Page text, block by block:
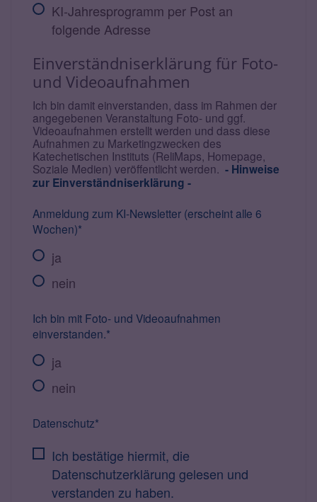
KI-Jahresprogramm per Post an
folgende Adresse
Einverständniserklärung für Foto-
und Videoaufnahmen
Ich bin damit einverstanden, dass im Rahmen der
angegebenen Veranstaltung Foto- und ggf.
Videoaufnahmen erstellt werden und dass diese
Aufnahmen zu Marketingzwecken des
Katechetischen Instituts (ReliMaps, Homepage,
Soziale Medien) veröffentlicht werden. - Hinweise
zur Einverständniserklärung -
Anmeldung zum KI-Newsletter (erscheint alle 6
Wochen)*
ja
nein
Ich bin mit Foto- und Videoaufnahmen
einverstanden.*
ja
nein
Datenschutz*
Ich bestätige hiermit, die
Datenschutzerklärung gelesen und
verstanden zu haben.